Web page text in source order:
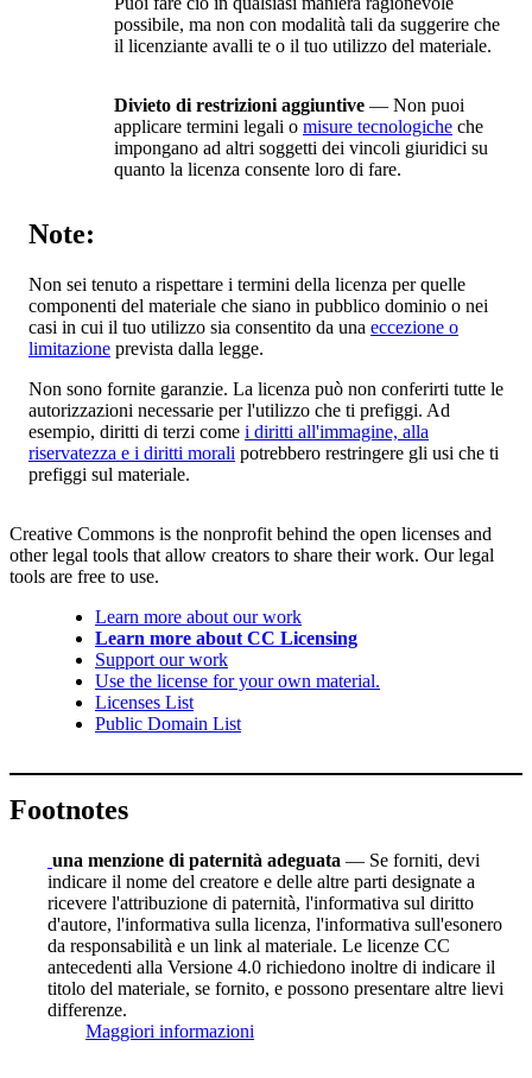
possibile, ma non con modalità tali da suggerire che
il licenziante avalli te o il tuo utilizzo del materiale.
Divieto di restrizioni aggiuntive — Non puoi
applicare termini legali o misure tecnologiche che
impongano ad altri soggetti dei vincoli giuridici su
quanto la licenza consente loro di fare.
Note:
Non sei tenuto a rispettare i termini della licenza per quelle
componenti del materiale che siano in pubblico dominio o nei
casi in cui il tuo utilizzo sia consentito da una eccezione o
limitazione prevista dalla legge.
Non sono fornite garanzie. La licenza può non conferirti tutte le
autorizzazioni necessarie per l'utilizzo che ti prefiggi. Ad
esempio, diritti di terzi come i diritti all'immagine, alla
riservatezza e i diritti morali potrebbero restringere gli usi che ti
prefiggi sul materiale.
Creative Commons is the nonprofit behind the open licenses and
other legal tools that allow creators to share their work. Our legal
tools are free to use.
Learn more about our work
Learn more about CC Licensing
Support our work
Use the license for your own material.
Licenses List
Public Domain List
Footnotes
una menzione di paternità adeguata — Se forniti, devi
indicare il nome del creatore e delle altre parti designate a
ricevere l'attribuzione di paternità, l'informativa sul diritto
d'autore, l'informativa sulla licenza, l'informativa sull'esonero
da responsabilità e un link al materiale. Le licenze CC
antecedenti alla Versione 4.0 richiedono inoltre di indicare il
titolo del materiale, se fornito, e possono presentare altre lievi
differenze.
Maggiori informazioni